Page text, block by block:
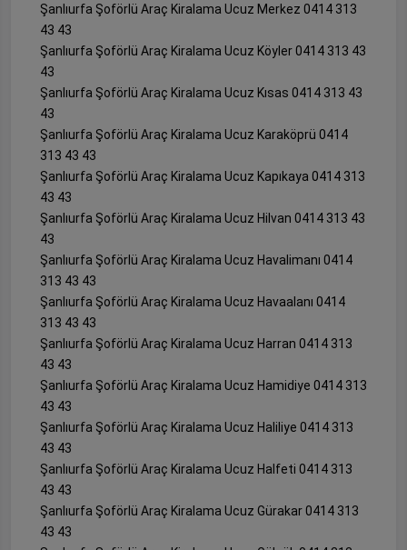
Şanlıurfa Şoförlü Araç Kiralama Ucuz Merkez 0414 313
43 43
Şanlıurfa Şoförlü Araç Kiralama Ucuz Köyler 0414 313 43
43
Şanlıurfa Şoförlü Araç Kiralama Ucuz Kısas 0414 313 43
43
Şanlıurfa Şoförlü Araç Kiralama Ucuz Karaköprü 0414
313 43 43
Şanlıurfa Şoförlü Araç Kiralama Ucuz Kapıkaya 0414 313
43 43
Şanlıurfa Şoförlü Araç Kiralama Ucuz Hilvan 0414 313 43
43
Şanlıurfa Şoförlü Araç Kiralama Ucuz Havalimanı 0414
313 43 43
Şanlıurfa Şoförlü Araç Kiralama Ucuz Havaalanı 0414
313 43 43
Şanlıurfa Şoförlü Araç Kiralama Ucuz Harran 0414 313
43 43
Şanlıurfa Şoförlü Araç Kiralama Ucuz Hamidiye 0414 313
43 43
Şanlıurfa Şoförlü Araç Kiralama Ucuz Haliliye 0414 313
43 43
Şanlıurfa Şoförlü Araç Kiralama Ucuz Halfeti 0414 313
43 43
Şanlıurfa Şoförlü Araç Kiralama Ucuz Gürakar 0414 313
43 43